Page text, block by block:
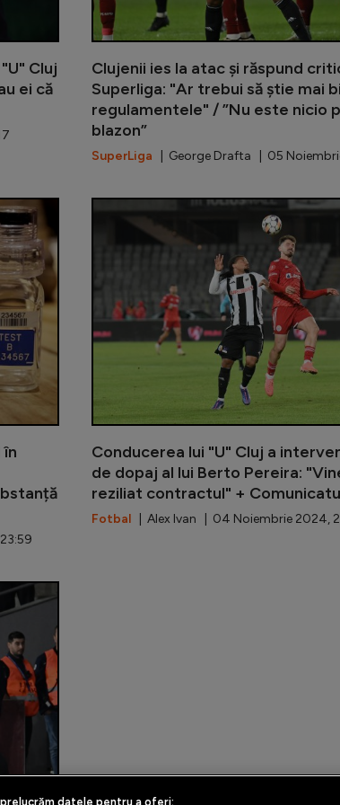
Cluj
ei că
Clujenii ies la atac și răspund
Superliga: "Ar trebui să știe mai
regulamentele" / ”Nu este nicio
blazon”
SuperLiga | George Drafta | 05
Șumudică, noi săgeți către U Cluj și Berto:
Conducerea lui "U" Cluj a
de dopaj al lui Berto Pereira:
reziliat contractul" +
Fotbal | Alex Ivan | 04 Noiembrie 2024,
ANAD, reacție oficială după ce fotbalistul
datele pentru a oferi: